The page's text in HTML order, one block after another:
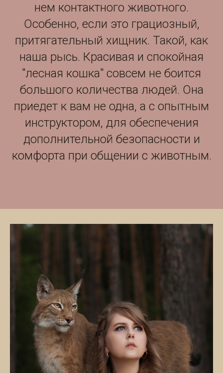
нем контактного животного.
Особенно, если это грациозный,
притягательный хищник. Такой, как
наша рысь. Красивая и спокойная
"лесная кошка" совсем не боится
большого количества людей. Она
приедет к вам не одна, а с опытным
инструктором, для обеспечения
дополнительной безопасности и
комфорта при общении с животным.